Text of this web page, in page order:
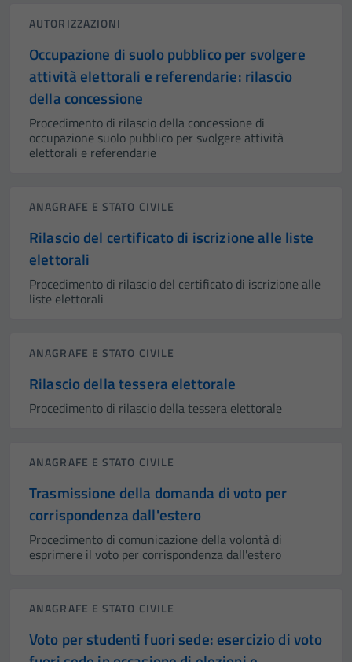
AUTORIZZAZIONI
Occupazione di suolo pubblico per svolgere
attività elettorali e referendarie: rilascio
della concessione
Procedimento di rilascio della concessione di
occupazione suolo pubblico per svolgere attività
elettorali e referendarie
ANAGRAFE E STATO CIVILE
Rilascio del certificato di iscrizione alle liste
elettorali
Procedimento di rilascio del certificato di iscrizione alle
liste elettorali
ANAGRAFE E STATO CIVILE
Rilascio della tessera elettorale
Procedimento di rilascio della tessera elettorale
ANAGRAFE E STATO CIVILE
Trasmissione della domanda di voto per
corrispondenza dall'estero
Procedimento di comunicazione della volontà di
esprimere il voto per corrispondenza dall'estero
ANAGRAFE E STATO CIVILE
Voto per studenti fuori sede: esercizio di voto